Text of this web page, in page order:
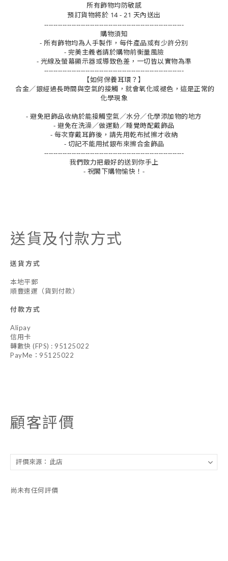
所有飾物均防敏感
預訂貨物將於 14 - 21 天內送出
-------------------------------------------------------------
購物須知
- 所有飾物均為人手製作，每件產品或有少許分別
- 完美主義者請於購物前衡量風險
- 光線及螢幕顯示器或導致色差，一切皆以實物為準
-------------------------------------------------------------
【如何保養耳環？】
合金／銀經過長時間與空氣的接觸，就會氧化或褪色，這是正常的
化學現象
- 避免把飾品收納於能接觸空氣／水分／化學添加物的地方
- 避免在洗澡／做運動／睡覺時配戴飾品
- 每次穿戴耳飾後，請先用乾布拭擦才收納
- 切記不能用拭銀布來擦合金飾品
-------------------------------------------------------------
我們致力把最好的送到你手上
- 祝閣下購物愉快！-
送貨及付款方式
送貨方式
本地平郵
順豐速運（貨到付款）
付款方式
Alipay
信用卡
轉數快 (FPS) : 95125022
PayMe：95125022
顧客評價
尚未有任何評價